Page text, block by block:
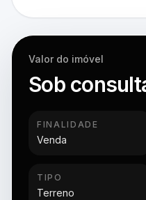
Valor do imóvel
Sob
FINALIDADE
Venda
TIPO
Terreno